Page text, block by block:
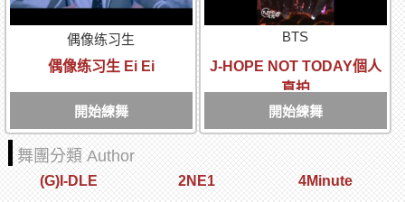
偶像练习生
偶像练习生 Ei Ei
開始練舞
BTS
J-HOPE NOT TODAY個人
直拍
開始練舞
舞團分類 Author
(G)I-DLE 2NE1
4Minute